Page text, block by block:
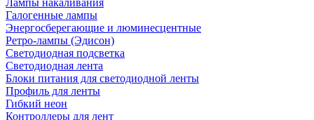
Лампы накаливания
Галогенные лампы
Энергосберегающие и люминесцентные
Ретро-лампы (Эдисон)
Светодиодная подсветка
Светодиодная лента
Блоки питания для светодиодной ленты
Профиль для ленты
Гибкий неон
Контроллеры для лент